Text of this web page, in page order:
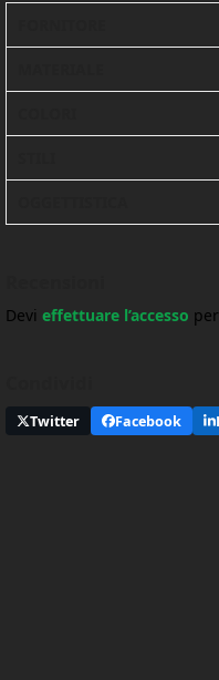
Devi effettuare l’accesso
Twitter Facebook